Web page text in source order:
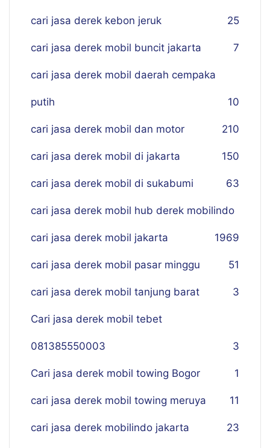
cari jasa derek kebon jeruk 25
cari jasa derek mobil buncit jakarta 7
cari jasa derek mobil daerah cempaka
putih 10
cari jasa derek mobil dan motor 210
cari jasa derek mobil di jakarta 150
cari jasa derek mobil di sukabumi 63
cari jasa derek mobil hub derek mobilindo
69
cari jasa derek mobil jakarta 19
cari jasa derek mobil pasar minggu 51
cari jasa derek mobil tanjung barat 3
Cari jasa derek mobil tebet
081385550003 3
Cari jasa derek mobil towing Bogor 1
cari jasa derek mobil towing meruya 11
cari jasa derek mobilindo jakarta 23